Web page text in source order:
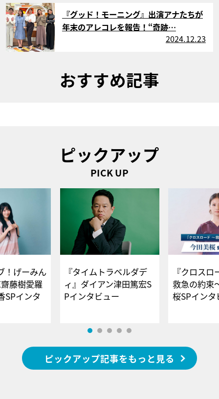
サムネイル
『グッド！モーニング』出演アナたちが
年末のアレコレを報告！“奇跡…
2024.12.23
おすすめ記事
ピックアップ
PICK UP
！げーみん
藤樹愛羅
SPインタ
『タイムトラベルダデ
ィ』ダイアン津田篤宏S
Pインタビュー
『クロス
救急の約束
桜SPイ
ピックアップ記事をもっと見る